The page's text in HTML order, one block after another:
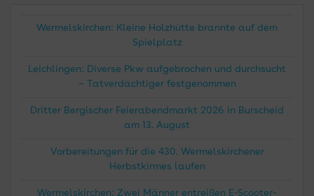
Wermelskirchen: Kleine Holzhütte brannte auf dem
Spielplatz
Leichlingen: Diverse Pkw aufgebrochen und durchsucht
– Tatverdächtiger festgenommen
Dritter Bergischer Feierabendmarkt 2026 in Burscheid
am 13. August
Vorbereitungen für die 430. Wermelskirchener
Herbstkirmes laufen
Wermelskirchen: Zwei Männer entreißen E-Scooter-